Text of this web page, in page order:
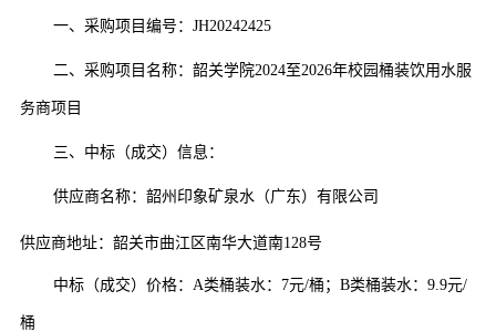
一、采购项目编号： JH20242425
二、采购项目名称：韶关学院2024至2026年校园桶装饮用水服
务商项目
三、中标（成交）信息：
供应商名称：韶州印象矿泉水（广东）有限公司
供应商地址： 韶关市曲江区南华大道南128号
中标（成交）价格： A类桶装水：7元/桶；B类桶装水：9.9元/
桶